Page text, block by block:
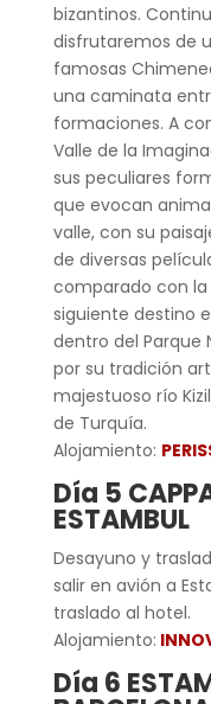
bizantinos.
disfrutaremos de
famosas
una caminata
formaciones. A
Valle de la
sus peculiares
que evocan
valle, con su
de diversas
comparado con la
siguiente destino
dentro del Parque
por su tradición
majestuoso río
de Turquía.
Alojamiento:
Día 5
ESTAMBUL
Desayuno y
salir en avión a
traslado al hotel.
Alojamiento:
Día 6